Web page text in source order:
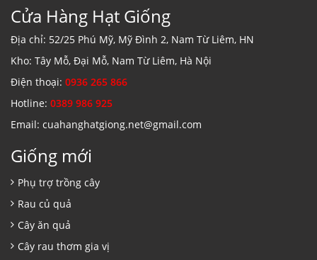
Cửa Hàng Hạt Giống
Địa chỉ: 52/25 Phú Mỹ, Mỹ Đình 2, Nam Từ Liêm, HN
Kho: Tây Mỗ, Đại Mỗ, Nam Từ Liêm, Hà Nội
Điện thoại: 0936 265 866
Hotline: 0389 986 925
Email: cuahanghatgiong.net@gmail.com
Giống mới
Phụ trợ trồng cây
Rau củ quả
Cây ăn quả
Cây rau thơm gia vị